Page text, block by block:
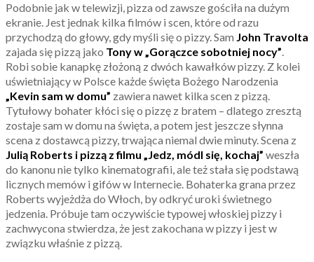
Podobnie jak w telewizji, pizza od zawsze gościła na dużym
ekranie. Jest jednak kilka filmów i scen, które od razu
przychodzą do głowy, gdy myśli się o pizzy. Sam John Travolta
zajada się pizzą jako Tony w „Gorączce sobotniej nocy”.
Robi sobie kanapkę złożoną z dwóch kawałków pizzy. Z kolei
uświetniający w Polsce każde święta Bożego Narodzenia
„Kevin sam w domu” zawiera nawet kilka scen z pizzą.
Tytułowy bohater kłóci się o pizzę z bratem – dlatego zresztą
zostaje sam w domu na święta, a potem jest jeszcze słynna
scena z dostawcą pizzy, trwająca niemal dwie minuty. Scena z
Julią Roberts i pizzą z filmu „Jedz, módl się, kochaj” weszła
do kanonu nie tylko kinematografii, ale też stała się podstawą
licznych memów i gifów w Internecie. Bohaterka grana przez
Roberts wyjeżdża do Włoch, by odkryć uroki świetnego
jedzenia. Próbuje tam oczywiście typowej włoskiej pizzy i
zachwycona stwierdza, że jest zakochana w pizzy i jest w
związku właśnie z pizzą.